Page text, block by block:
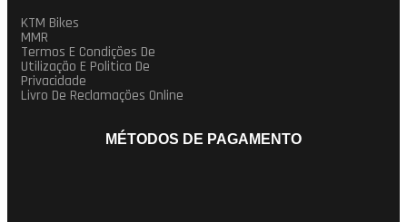
KTM Bikes
MMR
Termos E Condições De
Utilização E Politica De
Privacidade
Livro De Reclamações Online
MÉTODOS DE PAGAMENTO